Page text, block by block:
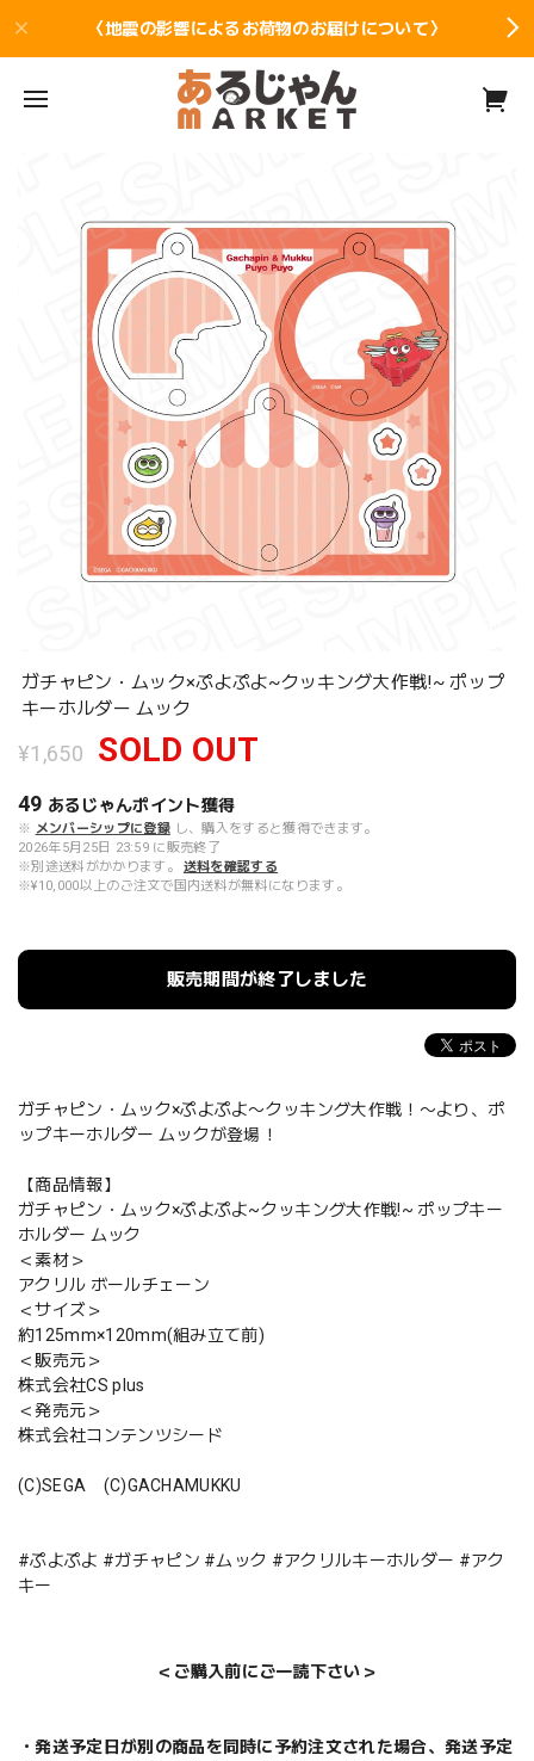
〈地震の影響によるお荷物のお届けについて〉
ガチャピン・ムック×ぷよぷよ~クッキング大作戦!~ ポップ
キーホルダー ムック
¥1,650 SOLD OUT
49 あるじゃんポイント獲得
※ メンバーシップに登録 し、購入をすると獲得できます。
2026年5月25日 23:59 に販売終了
※別途送料がかかります。
送料を確認する
※¥10,000以上のご注文で国内送料が無料になります。
販売期間が終了しました
ガチャピン・ムック×ぷよぷよ〜クッキング大作戦！〜より、ポ
ップキーホルダー ムックが登場！
【商品情報】
ガチャピン・ムック×ぷよぷよ~クッキング大作戦!~ ポップキー
ホルダー ムック
＜素材＞
アクリル ボールチェーン
＜サイズ＞
約125mm×120mm(組み立て前)
＜販売元＞
株式会社CS plus
＜発売元＞
株式会社コンテンツシード
(C)SEGA (C)GACHAMUKKU
#ぷよぷよ #ガチャピン #ムック #アクリルキーホルダー #アク
キー
＜ご購入前にご一読下さい＞
・発送予定日が別の商品を同時に予約注文された場合、発送予定